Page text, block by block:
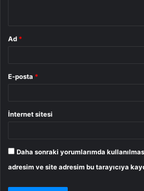
Ad *
E-posta *
İnternet sitesi
Daha sonraki yorumlarımda
adresim ve site adresim bu tarayıcıya